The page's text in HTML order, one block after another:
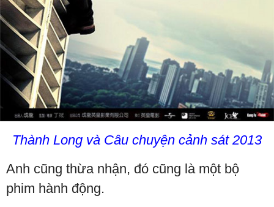
Thành Long và Câu chuyện cảnh sát 2013
Anh cũng thừa nhận, đó cũng là một bộ
phim hành động.